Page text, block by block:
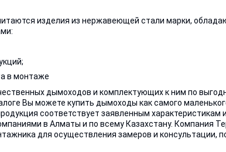
изделия из нержавеющей стали марки,
в монтаже
дымоходов и комплектующих к ним по
Вы можете купить дымоходы как самого
соответствует заявленным характеристикам
в Алматы и по всему Казахстану. Компания
для осуществления замеров и консультации,